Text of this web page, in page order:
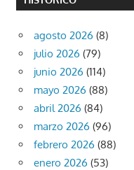
agosto 2026 (8)
julio 2026 (79)
junio 2026 (114)
mayo 2026 (88)
abril 2026 (84)
marzo 2026 (96)
febrero 2026 (88)
enero 2026 (53)